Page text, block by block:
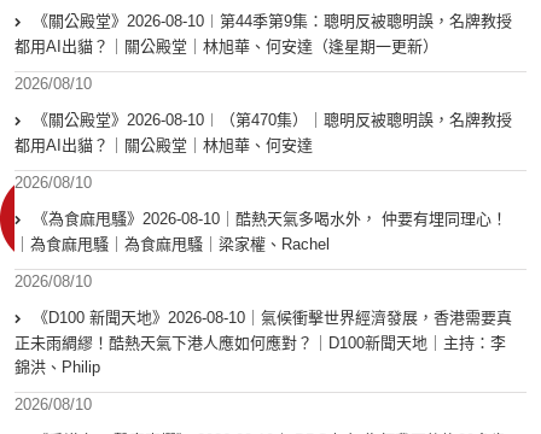
《關公殿堂》2026-08-10︱第44季第9集：聰明反被聰明誤，名牌教授
都用AI出貓？｜關公殿堂｜林旭華、何安達（逢星期一更新）
2026/08/10
《關公殿堂》2026-08-10︱（第470集）｜聰明反被聰明誤，名牌教授
都用AI出貓？｜關公殿堂｜林旭華、何安達
2026/08/10
《為食麻甩騷》2026-08-10｜酷熱天氣多喝水外， 仲要有埋同理心！
｜為食麻甩騷｜為食麻甩騷｜梁家權、Rachel
2026/08/10
《D100 新聞天地》2026-08-10｜氣候衝擊世界經濟發展，香港需要真
正未雨綢繆！酷熱天氣下港人應如何應對？｜D100新聞天地｜主持：李
錦洪、Philip
2026/08/10